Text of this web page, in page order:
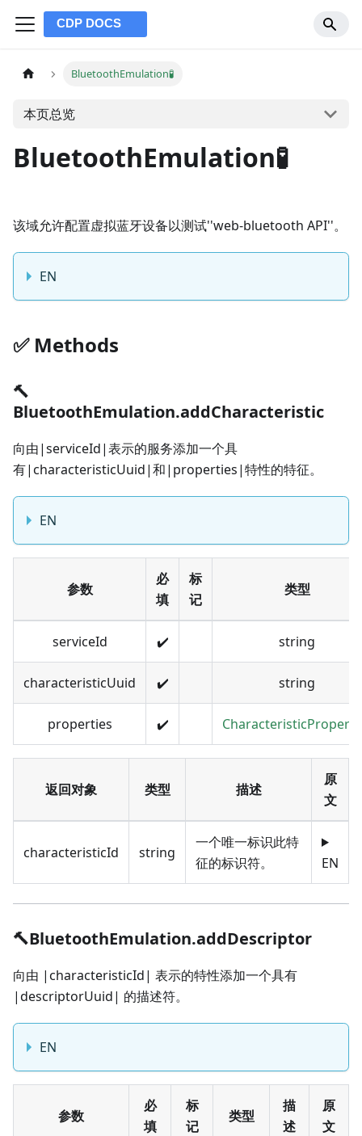
BluetoothEmulation🧪
本页总览
BluetoothEmulation🧪
该域允许配置虚拟蓝牙设备以测试''web-bluetooth API''。
EN
✅️️ Methods
🔨
BluetoothEmulation.addCharacteristic
向由|serviceId|表示的服务添加一个具
有|characteristicUuid|和|properties|特性的特征。
EN
参数
必
填
标
记
类型
serviceId ✔️ string
characteristicUuid ✔️ string
properties ✔️
返回对象 类型 描述
原
文
characteristicId string
一个唯一标识此特
征的标识符。
EN
🔨BluetoothEmulation.addDescriptor
向由 |characteristicId| 表示的特性添加一个具有
|descriptorUuid| 的描述符。
EN
参数
必
填
标
记
类型
描
述
原
文